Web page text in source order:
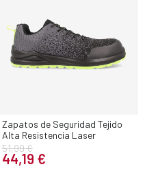
Zapatos de Seguridad Tejido
Alta Resistencia Laser
51,99 €
44,19 €